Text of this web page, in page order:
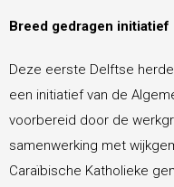
Breed gedragen initiatief
Deze eerste Delftse
een initiatief van de
voorbereid door de
samenwerking met
Caraïbische Katholieke